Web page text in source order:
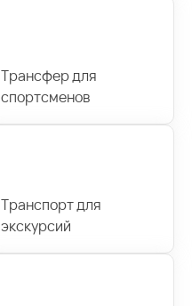
Трансфер для
спортсменов
Транспорт для
экскурсий